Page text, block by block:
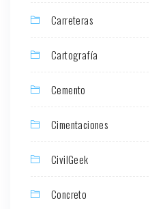
Carreteras
Cartografía
Cemento
Cimentaciones
CivilGeek
Concreto